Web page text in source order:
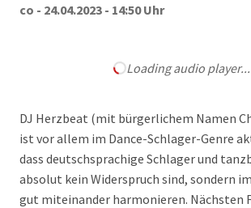
co - 24.04.2023 - 14:50 Uhr
Loading audio player...
DJ Herzbeat (mit bürgerlichem Namen
ist vor allem im Dance-Schlager-Genre
dass deutschsprachige Schlager und
absolut kein Widerspruch sind, sondern
gut miteinander harmonieren. Nächsten